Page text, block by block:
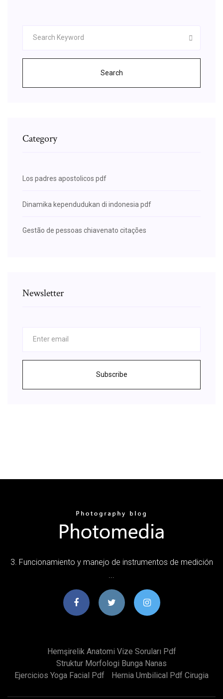
Search
Category
Los padres apostolicos pdf
Dinamika kependudukan di indonesia pdf
Gestão de pessoas chiavenato citações
Newsletter
Subscribe
3. Funcionamiento y manejo de instrumentos de medición
Hemşirelik Anatomi Vize Soruları Pdf
Struktur Morfologi Bunga Nanas
Ejercicios Yoga Facial Pdf
Hernia Umbilical Pdf Cirugia